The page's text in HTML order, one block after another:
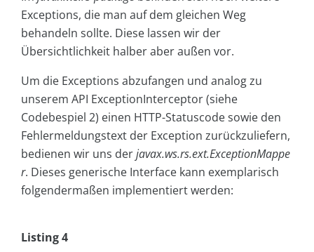
Exceptions, die man auf dem gleichen Weg
behandeln sollte. Diese lassen wir der
Übersichtlichkeit halber aber außen vor.
Um die Exceptions abzufangen und analog zu
unserem API ExceptionInterceptor (siehe
Codebespiel 2) einen HTTP-Statuscode sowie den
Fehlermeldungstext der Exception zurückzuliefern,
bedienen wir uns derjavax.ws.rs.ext.ExceptionMappe
r. Dieses generische Interface kann exemplarisch
folgendermaßen implementiert werden:
Listing 4